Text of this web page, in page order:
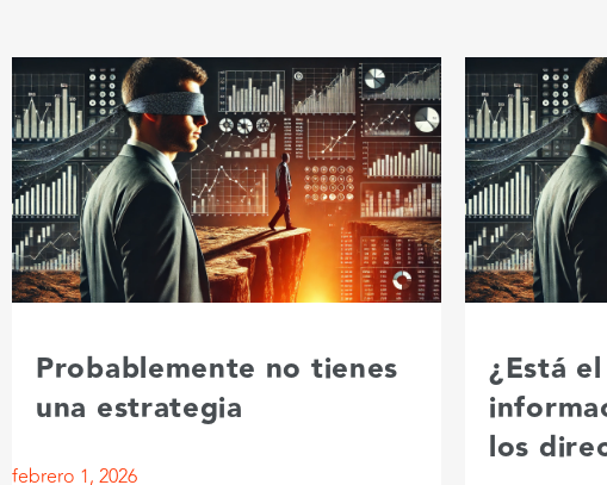
Probablemente no tienes
una estrategia
febrero 1, 2026
¿Está
los